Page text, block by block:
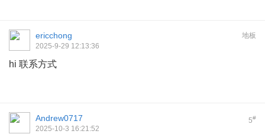
地板
ericchong
2025-9-29 12:13:36
hi 联系方式
5#
Andrew0717
2025-10-3 16:21:52